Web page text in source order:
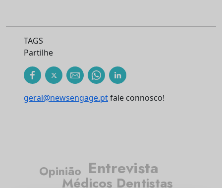
TAGS
Partilhe
geral@newsengage.ptfale connosco!
Médicos Dentistas
Entrevista
Opinião